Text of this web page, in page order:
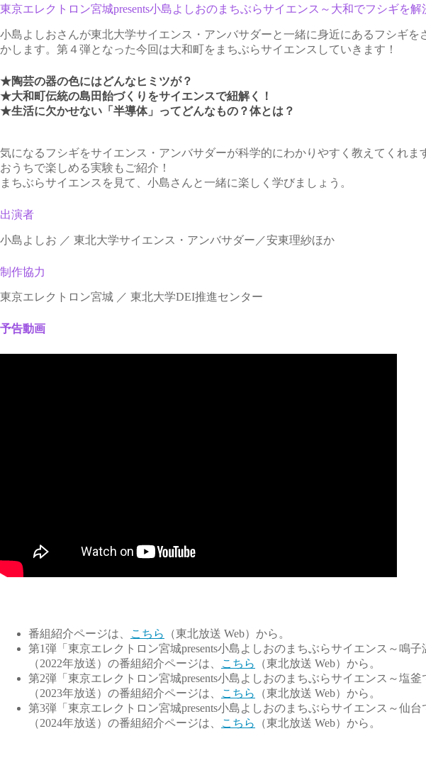
東京エレクトロン宮城presents小島よしおのまちぶらサイエンス～大和でフシギを解
小島よしおさんが東北大学サイエンス・アンバサダーと一緒に身近にあるフシギを
かします。第４弾となった今回は大和町をまちぶらサイエンスしていきます！
★陶芸の器の色にはどんなヒミツが？
★大和町伝統の島田飴づくりをサイエンスで紐解く！
★生活に欠かせない「半導体」ってどんなもの？体とは？
気になるフシギをサイエンス・アンバサダーが科学的にわかりやすく教えてくれま
おうちで楽しめる実験もご紹介！
まちぶらサイエンスを見て、小島さんと一緒に楽しく学びましょう。
出演者
小島よしお ／ 東北大学サイエンス・アンバサダー／安東理紗ほか
制作協力
東京エレクトロン宮城 ／ 東北大学DEI推進センター
予告動画
番組紹介ページは、 こちら
（東北放送 Web）から。
第1弾「東京エレクトロン宮城presents小島よしおのまちぶらサイエンス～鳴子
（2022年放送）の番組紹介ページは、
こちら
（東北放送 Web）から。
第2弾「東京エレクトロン宮城presents小島よしおのまちぶらサイエンス～塩釜
（2023年放送）の番組紹介ページは、
こちら
（東北放送 Web）から。
第3弾「東京エレクトロン宮城presents小島よしおのまちぶらサイエンス～仙台
（2024年放送）の番組紹介ページは、
こちら （東北放送 Web）から。